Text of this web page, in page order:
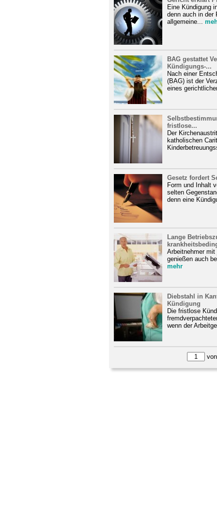
Eine Kündigung
denn auch in der
allgemeine...
BAG gestattet
Kündigungs-...
Nach einer
(BAG) ist der
eines
fristlose...
Der
katholischen
Gesetz fordert
Form und Inhalt
selten
denn eine
Lange
Arbeitnehmer
genießen auch
mehr
Diebstahl in
Kündigung
Die fristlose
wenn der